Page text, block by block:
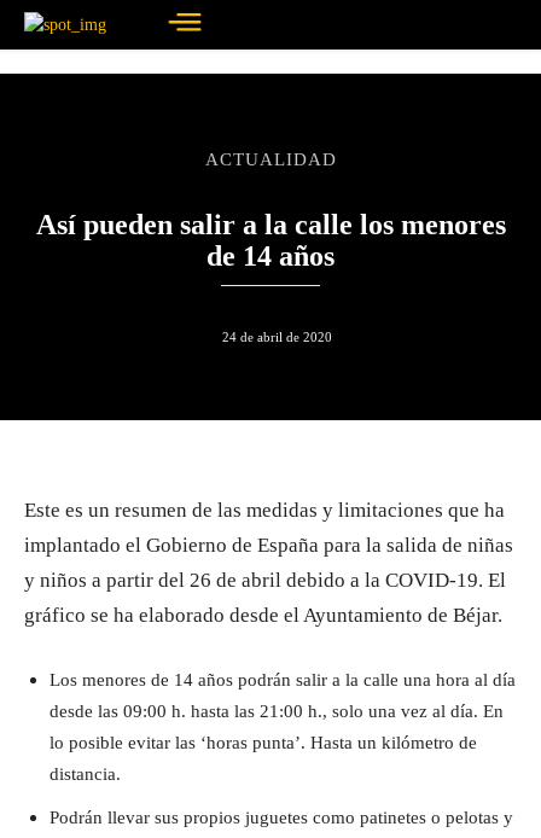
ACTUALIDAD
Así pueden salir a la calle los menores
de 14 años
24 de abril de 2020
Este es un resumen de las medidas y limitaciones que ha
implantado el Gobierno de España para la salida de niñas
y niños a partir del 26 de abril debido a la COVID-19. El
gráfico se ha elaborado desde el Ayuntamiento de Béjar.
Los menores de 14 años podrán salir a la calle una hora al día
desde las 09:00 h. hasta las 21:00 h., solo una vez al día. En
lo posible evitar las ‘horas punta’. Hasta un kilómetro de
distancia.
Podrán llevar sus propios juguetes como patinetes o pelotas y